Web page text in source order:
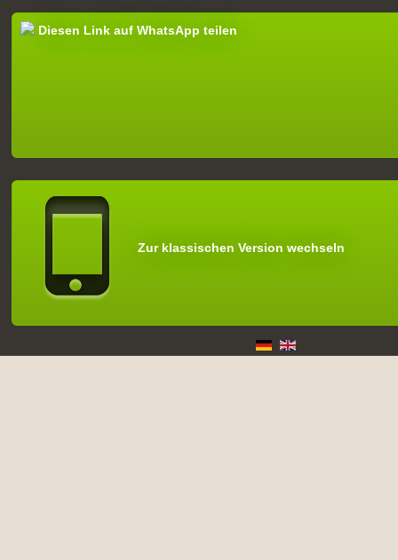
Diesen Link auf WhatsApp teilen
Zur klassischen Version wechseln